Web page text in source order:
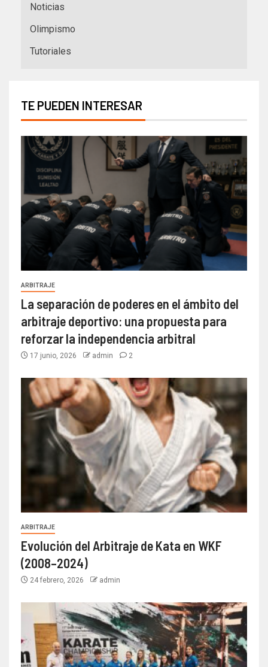
Noticias
Olimpismo
Tutoriales
TE PUEDEN INTERESAR
ARBITRAJE
La separación de poderes en el ámbito del
arbitraje deportivo: una propuesta para
reforzar la independencia arbitral
17 junio, 2026 admin 2
ARBITRAJE
Evolución del Arbitraje de Kata en WKF
(2008–2024)
24 febrero, 2026 admin